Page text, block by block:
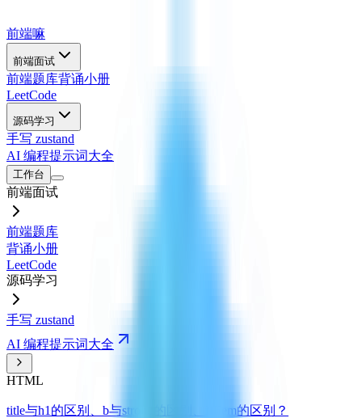
前端嘛
前端面试
前端题库背诵小册
LeetCode
源码学习
手写 zustand
AI 编程提示词大全
工作台
前端面试
前端题库
背诵小册
LeetCode
源码学习
手写 zustand
AI 编程提示词大全
HTML
title与h1的区别、b与strong的区别、i与em的区别？